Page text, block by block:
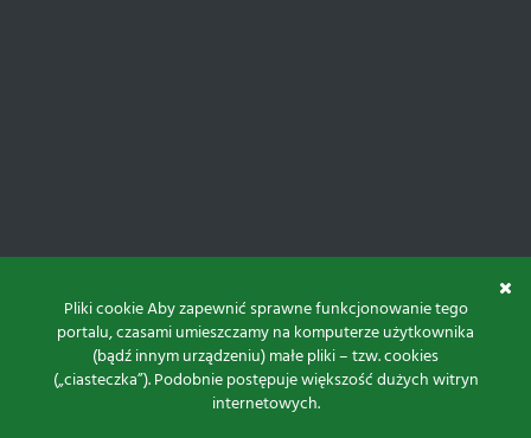
Pliki cookie Aby zapewnić sprawne funkcjonowanie tego
portalu, czasami umieszczamy na komputerze użytkownika
(bądź innym urządzeniu) małe pliki – tzw. cookies
(„ciasteczka”). Podobnie postępuje większość dużych witryn
internetowych.